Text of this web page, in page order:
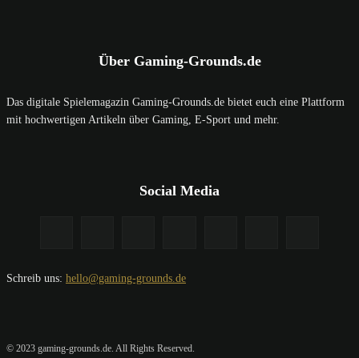
Über Gaming-Grounds.de
Das digitale Spielemagazin Gaming-Grounds.de bietet euch eine Plattform
mit hochwertigen Artikeln über Gaming, E-Sport und mehr.
Social Media
Schreib uns: hello@gaming-grounds.de
© 2023 gaming-grounds.de. All Rights Reserved.